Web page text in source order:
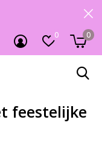
0 0
feestelijke